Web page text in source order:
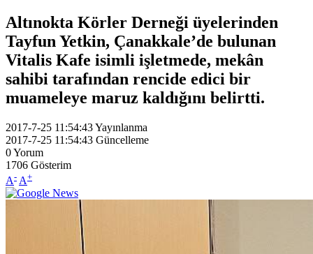
Altınokta Körler Derneği üyelerinden
Tayfun Yetkin, Çanakkale’de bulunan
Vitalis Kafe isimli işletmede, mekân
sahibi tarafından rencide edici bir
muameleye maruz kaldığını belirtti.
2017-7-25 11:54:43Yayınlanma
2017-7-25 11:54:43 Güncelleme
0Yorum
1706 Gösterim
A- A+